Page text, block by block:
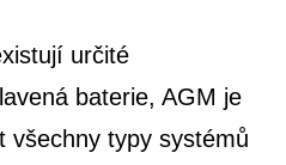
určité
baterie, AGM je
všechny typy systémů